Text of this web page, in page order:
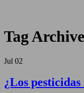
Tag
Jul 02
¿Los